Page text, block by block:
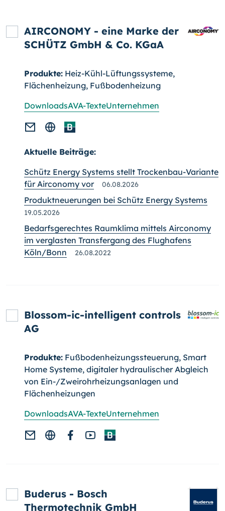
AIRCONOMY - eine Marke der
SCHÜTZ GmbH & Co. KGaA
Produkte: Heiz-Kühl-Lüftungssysteme,
Flächenheizung, Fußbodenheizung
DownloadsAVA-TexteUnternehmen
Aktuelle Beiträge:
Schütz Energy Systems stellt Trockenbau-Variante
für Airconomy vor
06.08.2026
Produktneuerungen bei Schütz Energy Systems
19.05.2026
Bedarfsgerechtes Raumklima mittels Airconomy
im verglasten Transfergang des Flughafens
Köln/Bonn
26.08.2022
Blossom-ic-intelligent controls
AG
Produkte: Fußbodenheizungssteuerung, Smart
Home Systeme, digitaler hydraulischer Abgleich
von Ein-/Zweirohrheizungsanlagen und
Flächenheizungen
DownloadsAVA-TexteUnternehmen
Buderus - Bosch
Thermotechnik GmbH